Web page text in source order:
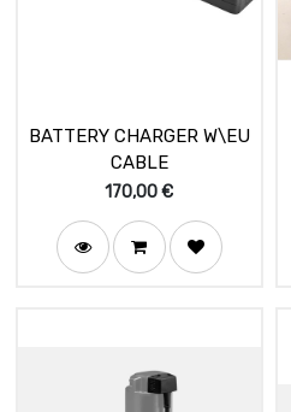
BATTERY CHARGER W\EU
CABLE
170,00€